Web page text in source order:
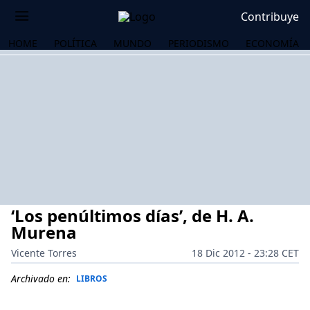
Contribuye
HOME POLÍTICA MUNDO PERIODISMO ECONOMÍA
‘Los penúltimos días’, de H. A.
Murena
Vicente Torres
18 Dic 2012 - 23:28 CET
Archivado en: LIBROS